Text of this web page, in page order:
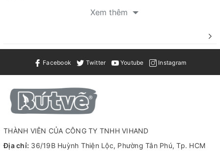
Mực gốc dầu (Oil-based) đạt chuẩn AP
cách
gói
Đặc
tính
Mực tươi sáng nổi bật trên nền giấy tối và sáng
màu, viết được trên bề mặt giấy cán màng, nhanh
khô, kháng nước và không chứa Xylene
dụng
đồ handmade.
Xem thêm
Facebook Twitter Youtube Instagram
THÀNH VIÊN CỦA CÔNG TY TNHH VIHAND
Địa chỉ: 36/19B Huỳnh Thiện Lộc, Phường Tân Phú, Tp. HCM